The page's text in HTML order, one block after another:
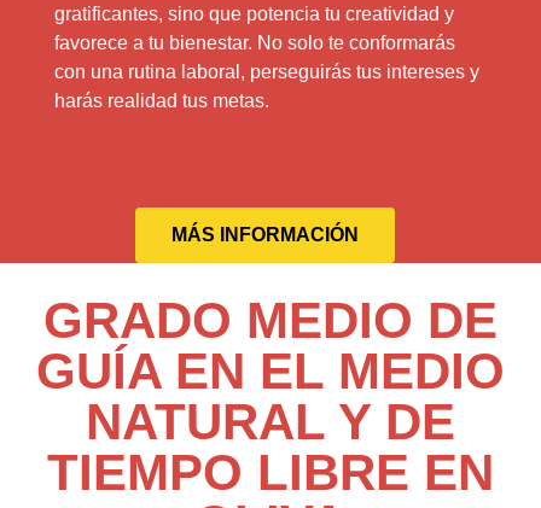
gratificantes, sino que potencia tu creatividad y
favorece a tu bienestar. No solo te conformarás
con una rutina laboral, perseguirás tus intereses y
harás realidad tus metas.
MÁS INFORMACIÓN
GRADO MEDIO DE
GUÍA EN EL MEDIO
NATURAL Y DE
TIEMPO LIBRE EN